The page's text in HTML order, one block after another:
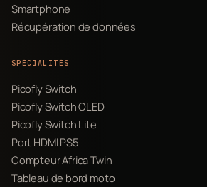
Smartphone
Récupération de données
SPÉCIALITÉS
Picofly Switch
Picofly Switch OLED
Picofly Switch Lite
Port HDMI PS5
Compteur Africa Twin
Tableau de bord moto